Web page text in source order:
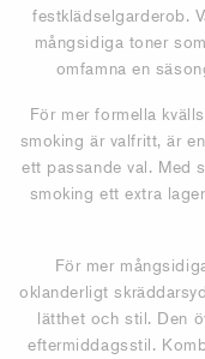
festklädselgarderob.
mångsidiga toner
omfamna en
För mer formella
smoking är valfritt, är
ett passande val. Med
smoking ett extra
För mer
oklanderligt
lätthet och stil. Den
eftermiddagsstil.